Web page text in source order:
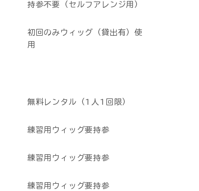
持参不要（セルフアレンジ用）
初回のみウィッグ（貸出有）使
用
無料レンタル（1人1回限）
練習用ウィッグ要持参
練習用ウィッグ要持参
練習用ウィッグ要持参